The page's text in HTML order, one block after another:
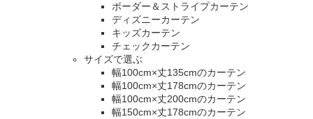
ボーダー＆ストライプカーテン
ディズニーカーテン
キッズカーテン
チェックカーテン
サイズで選ぶ
幅100cm×丈135cmのカーテン
幅100cm×丈178cmのカーテン
幅100cm×丈200cmのカーテン
幅150cm×丈178cmのカーテン